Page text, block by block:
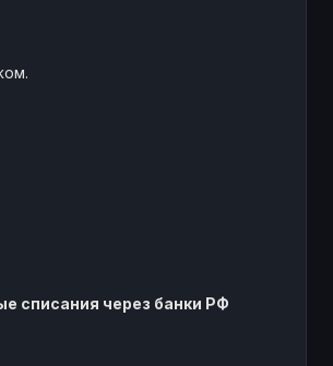
списания через банки РФ